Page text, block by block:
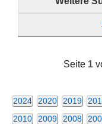
Seite 1
2024 2020 2019
2010
2009 2008